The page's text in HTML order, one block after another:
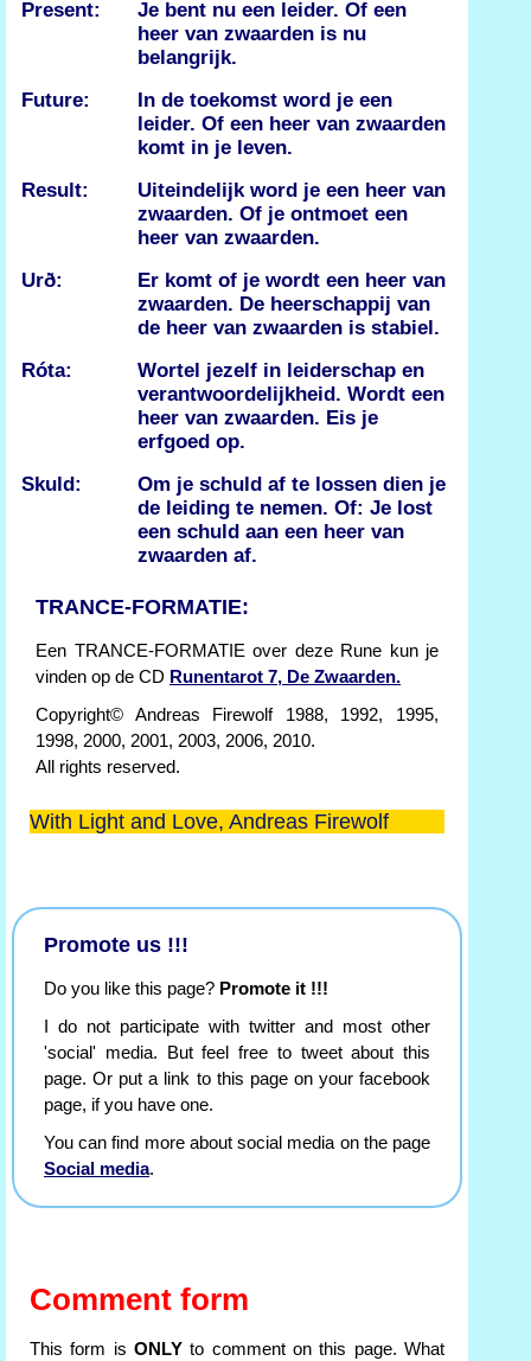
Present:
Je bent nu een leider. Of een
heer van zwaarden is nu
belangrijk.
Future:
In de toekomst word je een
leider. Of een heer van zwaarden
komt in je leven.
Result:
Uiteindelijk word je een heer van
zwaarden. Of je ontmoet een
heer van zwaarden.
Urð:
Er komt of je wordt een heer van
zwaarden. De heerschappij van
de heer van zwaarden is stabiel.
Róta:
Wortel jezelf in leiderschap en
verantwoordelijkheid. Wordt een
heer van zwaarden. Eis je
erfgoed op.
Skuld:
Om je schuld af te lossen dien je
de leiding te nemen. Of: Je lost
een schuld aan een heer van
zwaarden af.
TRANCE-FORMATIE:
Een TRANCE-FORMATIE over deze Rune kun je
vinden op de CD Runentarot 7, De Zwaarden.
Copyright© Andreas Firewolf 1988, 1992, 1995,
1998, 2000, 2001, 2003, 2006, 2010.
All rights reserved.
With Light and Love, Andreas Firewolf
Promote us !!!
Do you like this page? Promote it !!!
I do not participate with twitter and most other
'social' media. But feel free to tweet about this
page. Or put a link to this page on your facebook
page, if you have one.
You can find more about social media on the page
Social media.
Comment form
This form is ONLY to comment on this page. What